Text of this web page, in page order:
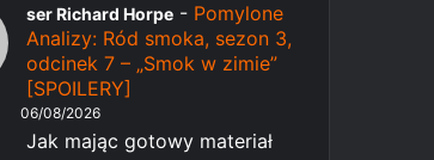
ser Richard Horpe - Pomylone
Analizy: Ród smoka, sezon 3,
odcinek 7 – „Smok w zimie”
[SPOILERY]
06/08/2026
Jak mając gotowy materiał